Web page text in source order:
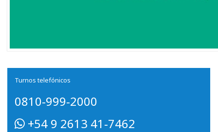
Turnos telefónicos
0810-999-2000
+54 9 2613 41-7462